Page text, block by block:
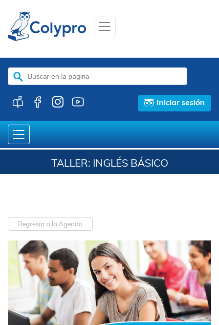
Buscar:
Iniciar sesión
TALLER: INGLÉS BÁSICO
Regresar a la Agenda